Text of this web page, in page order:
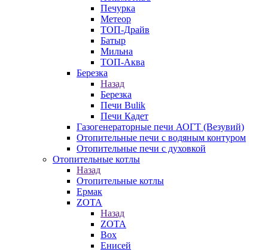
Печурка
Метеор
ТОП-Драйв
Батыр
Мильна
ТОП-Аква
Березка
Назад
Березка
Печи Bulik
Печи Кадет
Газогенераторные печи АОГТ (Везувий)
Отопительные печи с водяным контуром
Отопительные печи с духовкой
Отопительные котлы
Назад
Отопительные котлы
Ермак
ZOTA
Назад
ZOTA
Box
Енисей